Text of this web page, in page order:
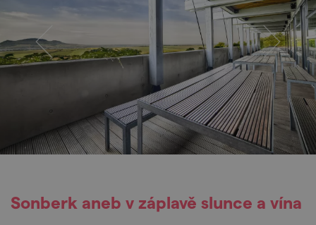
Sonberk aneb v záplavě slunce a vína